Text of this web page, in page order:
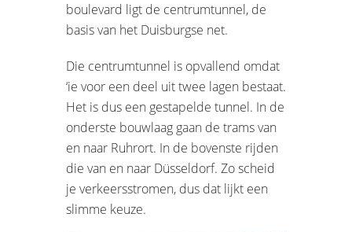
boulevard ligt de centrumtunnel, de
basis van het Duisburgse net.
Die centrumtunnel is opvallend omdat
‘ie voor een deel uit twee lagen bestaat.
Het is dus een gestapelde tunnel. In de
onderste bouwlaag gaan de trams van
en naar Ruhrort. In de bovenste rijden
die van en naar Düsseldorf. Zo scheid
je verkeersstromen, dus dat lijkt een
slimme keuze.